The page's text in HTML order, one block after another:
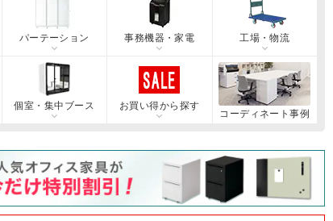
パーテーション 事務機器・家電 工場・物流
個室・集中ブース
お買い得から探す
コーディネート事例